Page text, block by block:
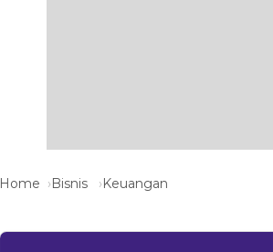
Home Bisnis Keuangan